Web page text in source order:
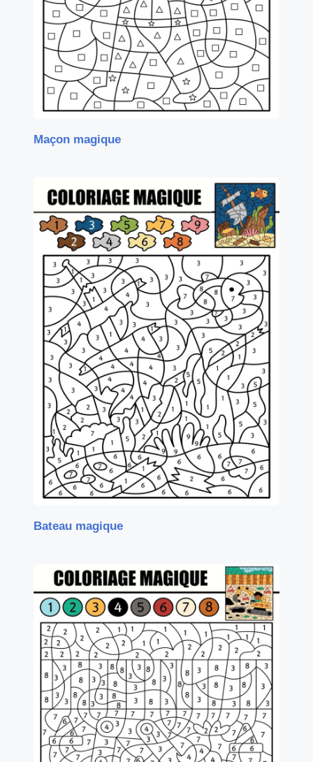
Maçon magique
Bateau magique